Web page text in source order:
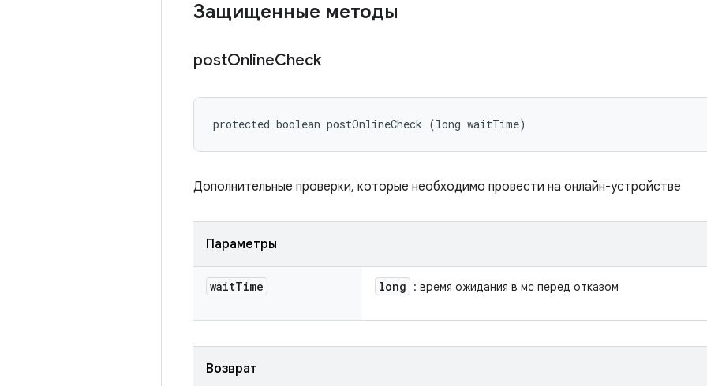
Защищенные методы
postOnlineCheck
protected boolean postOnlineCheck (long waitTime)
Дополнительные проверки, которые необходимо провести на онлайн-устройстве
Параметры
waitTime long : время ожидания в мс перед отказом
Возврат